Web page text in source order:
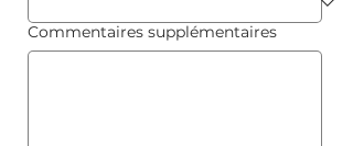
Commentaires supplémentaires